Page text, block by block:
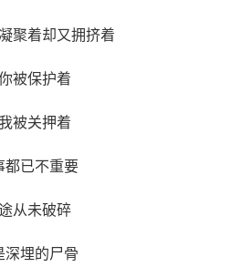
聚着却又拥挤着
被保护着
被关押着
都已不重要
从未破碎
深埋的尸骨